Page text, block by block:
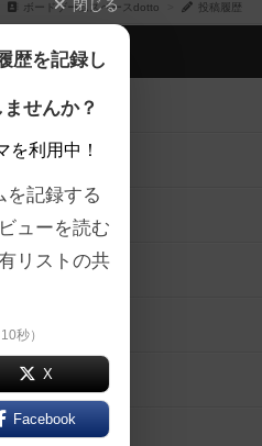
ボードゲームスペースdotto 投稿履歴
閉じる
歴を記録し
せんか？
を利用中！
を記録する
ューを読む
リストの共
秒）
X
Facebook
ュー